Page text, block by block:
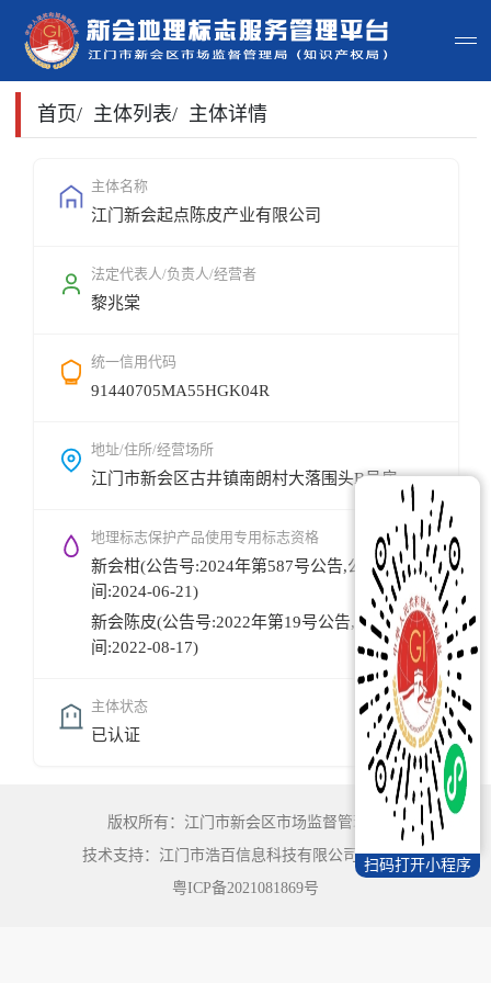
首页
政策法规
申请指南
地标地图
用户登录
首页/ 主体列表/ 主体详情
主体名称
江门新会起点陈皮产业有限公司
法定代表人/负责人/经营者
黎兆棠
统一信用代码
91440705MA55HGK04R
地址/住所/经营场所
江门市新会区古井镇南朗村大落围头B号房
地理标志保护产品使用专用标志资格
新会柑(公告号:2024年第587号公告,公告时
间:2024-06-21)
新会陈皮(公告号:2022年第19号公告,公告时
间:2022-08-17)
主体状态
已认证
扫码打开小程序
版权所有：江门市新会区市场监督管理局
技术支持：江门市浩百信息科技有限公司©2022
粤ICP备2021081869号